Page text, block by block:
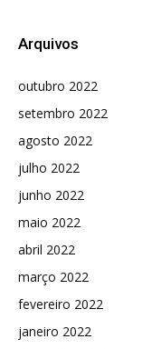
Arquivos
outubro 2022
setembro 2022
agosto 2022
julho 2022
junho 2022
maio 2022
abril 2022
março 2022
fevereiro 2022
janeiro 2022